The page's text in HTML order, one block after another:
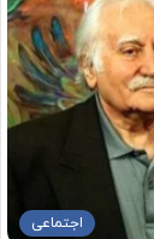
اجتماعی